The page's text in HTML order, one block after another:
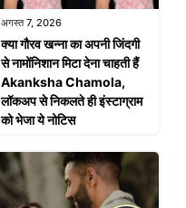
अगस्त 7, 2026
क्या गौरव खन्ना का अपनी जिंदगी
से नामोंनिशान मिटा देना चाहती हैं
Akanksha Chamola,
लॉकअप से निकलते ही इंस्टाग्राम
को भेजा ये नोटिस